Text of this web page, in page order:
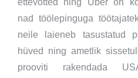
ettevõtted ning Uber on
nad töölepinguga
neile laieneb tasustatud
hüved ning ametlik
prooviti rakendada